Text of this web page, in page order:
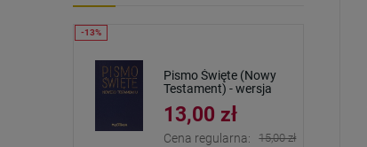
Pismo Święte (Nowy
Testament) - wersja
13,00 zł
Cena regularna: 15,00 zł